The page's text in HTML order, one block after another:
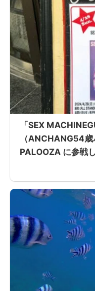
「SEX
（ANCHANG54
PALOOZA に参戦